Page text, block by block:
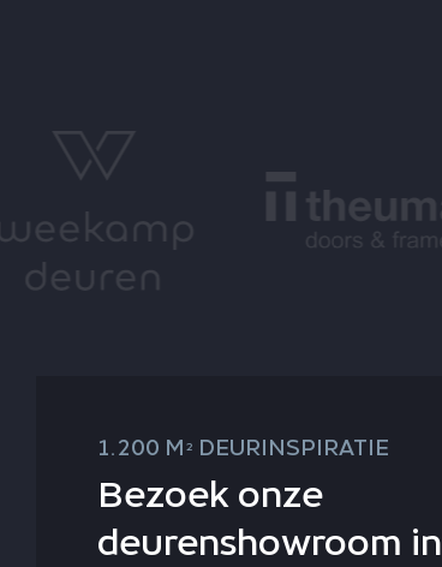
1.200 M 2 DEURINSPIRATIE
Bezoek onze
deurenshowroom in